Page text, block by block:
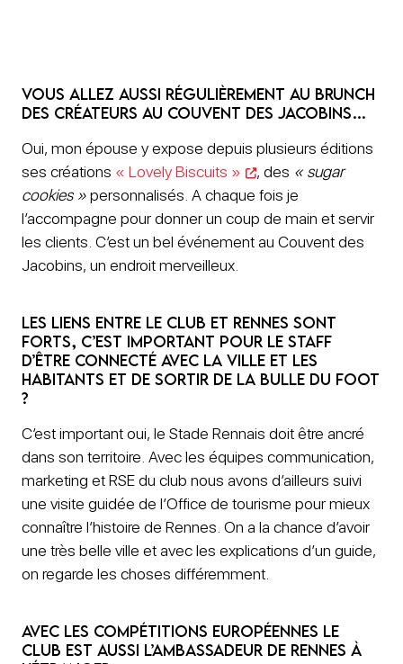
Vous allez aussi régulièrement au brunch
des créateurs au Couvent des Jacobins…
Oui, mon épouse y expose depuis plusieurs éditions
ses créations « Lovely Biscuits » , des « sugar
cookies »personnalisés. A chaque fois je
l’accompagne pour donner un coup de main et servir
les clients. C’est un bel événement au Couvent des
Jacobins, un endroit merveilleux.
Les liens entre le Club et Rennes sont
forts, c’est important pour le staff
d’être connecté avec la ville et les
habitants et de sortir de la bulle du foot
?
C’est important oui, le Stade Rennais doit être ancré
dans son territoire. Avec les équipes communication,
marketing et RSE du club nous avons d’ailleurs suivi
une visite guidée de l’Office de tourisme pour mieux
connaître l’histoire de Rennes. On a la chance d’avoir
une très belle ville et avec les explications d’un guide,
on regarde les choses différemment.
Avec les compétitions européennes le
club est aussi l’ambassadeur de Rennes à